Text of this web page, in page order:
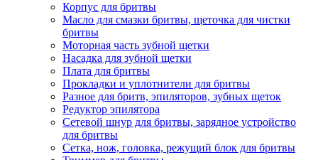
Корпус для бритвы
Масло для смазки бритвы, щеточка для чистки
бритвы
Моторная часть зубной щетки
Насадка для зубной щетки
Плата для бритвы
Прокладки и уплотнители для бритвы
Разное для бритв, эпиляторов, зубных щеток
Редуктор эпилятора
Сетевой шнур для бритвы, зарядное устройство
для бритвы
Сетка, нож, головка, режущий блок для бритвы